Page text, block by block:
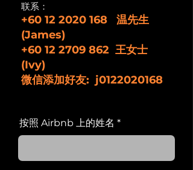
联系：
+60 12 2020 168 温先生
(James)
+60 12 2709 862 王女士
(Ivy)
​微信添加好友: j0122020168
按照 Airbnb 上的姓名